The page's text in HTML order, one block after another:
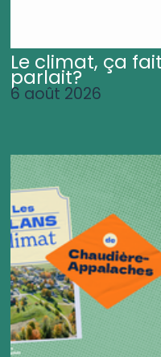
Le climat, ça
parlait?
6 août 2026